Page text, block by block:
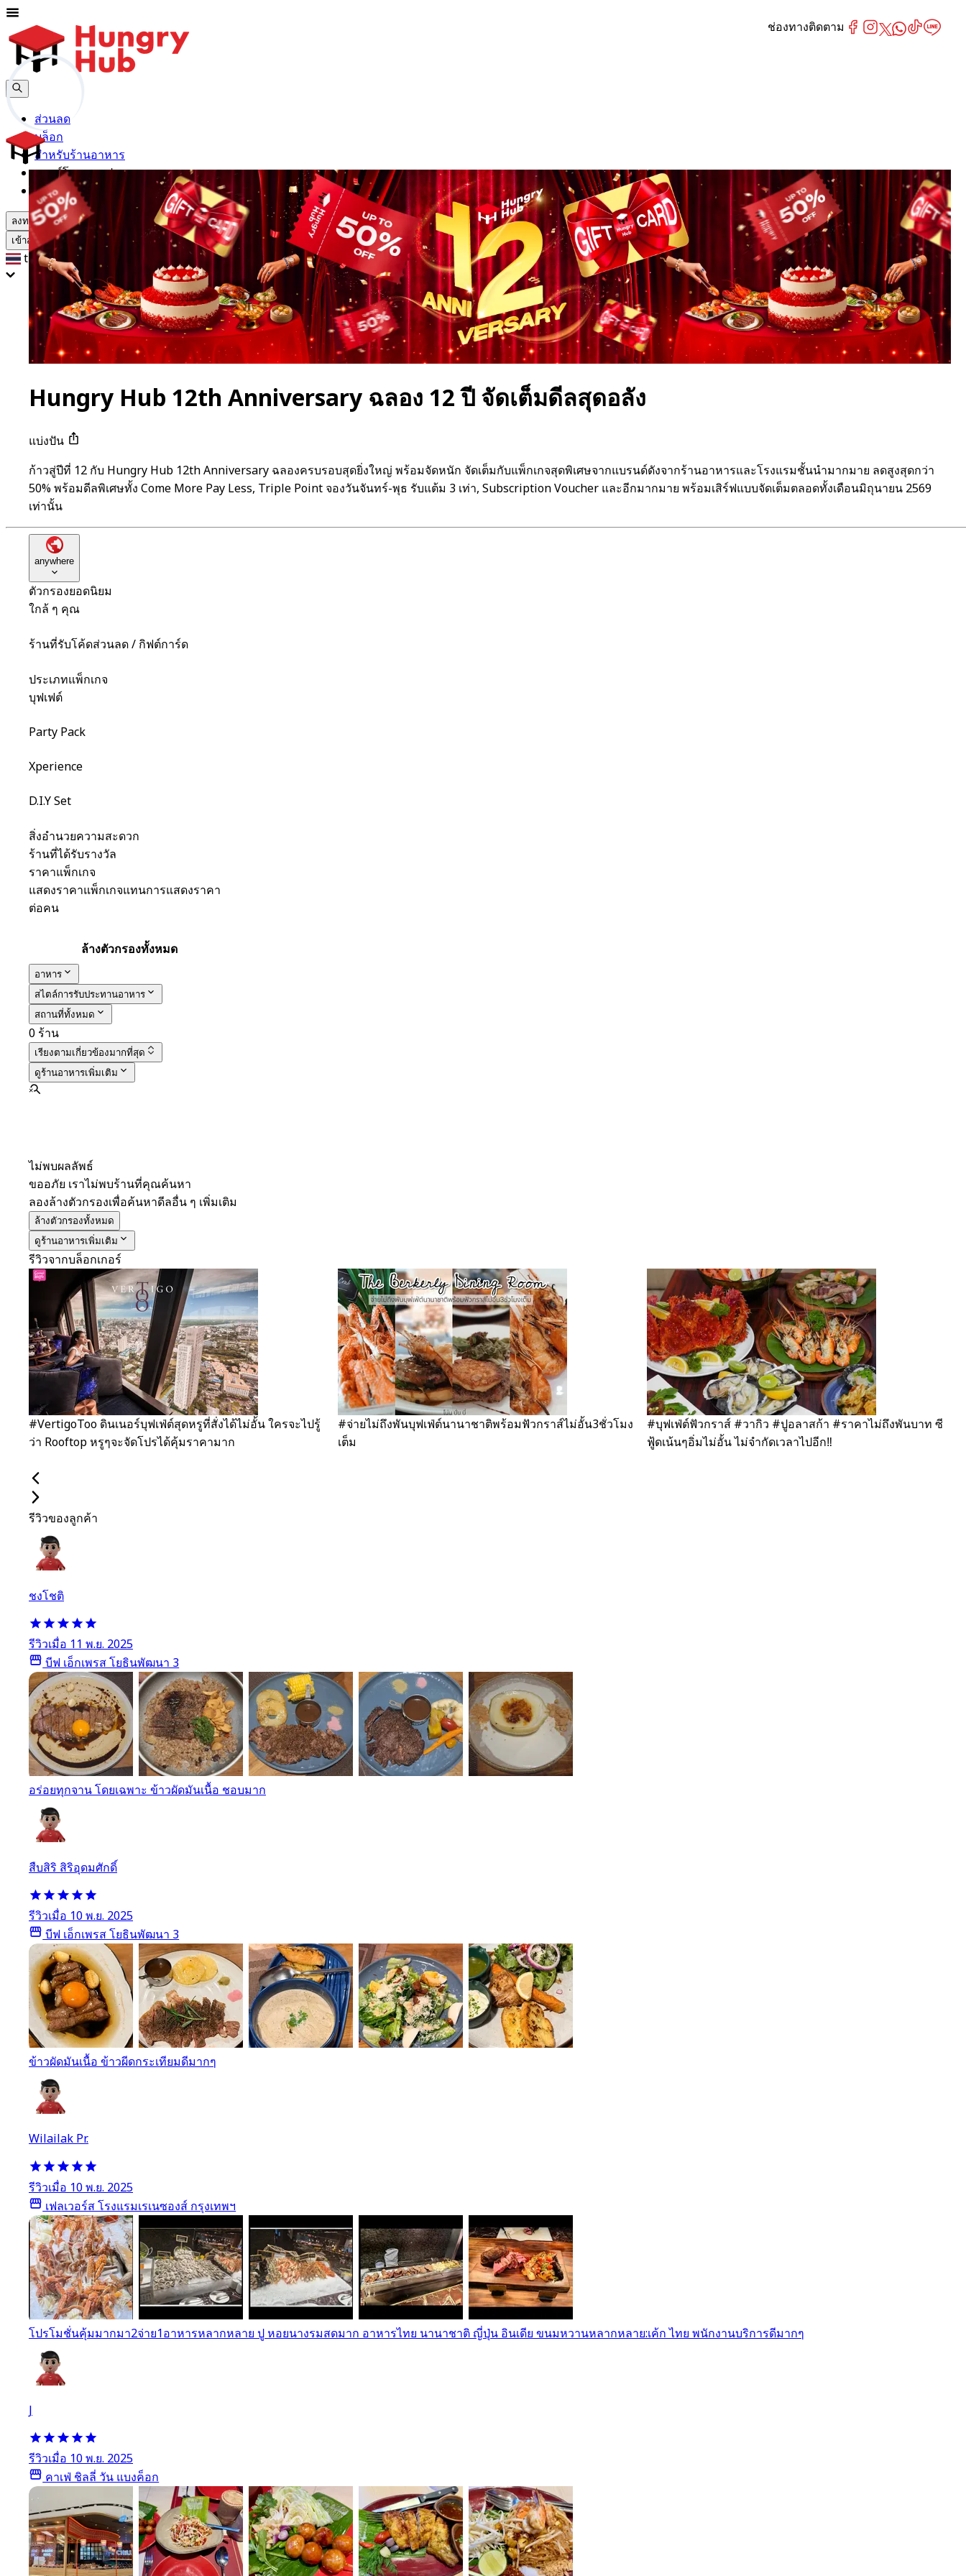
ส่วนลด
บล็อก
สำหรับร้านอาหาร
ดาวน์โหลดแอปฯ
ช่วยเหลือ
ลงทะเบียน
เข้าสู่ระบบ
th
Hungry Hub 12th Anniversary ฉลอง 12 ปี จัดเต็มดีลสุดอลัง
แบ่งปัน
ก้าวสู่ปีที่ 12 กับ Hungry Hub 12th Anniversary ฉลองครบรอบสุดยิ่งใหญ่ พร้อมจัดหนัก จัดเต็มกับแพ็กเกจสุดพิเศษจากแบรนด์ดังจากร้านอาหารและโรงแรมชั้นนำมากมาย ลดสูงสุดกว่า
50% พร้อมดีลพิเศษทั้ง Come More Pay Less, Triple Point จองวันจันทร์-พุธ รับแต้ม 3 เท่า, Subscription Voucher และอีกมากมาย พร้อมเสิร์ฟแบบจัดเต็มตลอดทั้งเดือนมิถุนายน 2569
เท่านั้น
anywhere
ตัวกรองยอดนิยม
ใกล้ ๆ คุณ
ร้านที่รับโค้ดส่วนลด / กิฟต์การ์ด
ประเภทแพ็กเกจ
บุฟเฟต์
Party Pack
Xperience
D.I.Y Set
สิ่งอำนวยความสะดวก
ร้านที่ได้รับรางวัล
ราคาแพ็กเกจ
แสดงราคาแพ็กเกจแทนการแสดงราคา
ต่อคน
ล้างตัวกรองทั้งหมด
อาหาร
สไตล์การรับประทานอาหาร
สถานที่ทั้งหมด
0 ร้าน
เรียงตามเกี่ยวข้องมากที่สุด
ดูร้านอาหารเพิ่มเติม
ไม่พบผลลัพธ์
ขออภัย เราไม่พบร้านที่คุณค้นหา
ลองล้างตัวกรองเพื่อค้นหาดีลอื่น ๆ เพิ่มเติม
ล้างตัวกรองทั้งหมด
ดูร้านอาหารเพิ่มเติม
รีวิวจากบล็อกเกอร์
#VertigoToo ดินเนอร์บุฟเฟ่ต์สุดหรูที่สั่งได้ไม่อั้น ใครจะไปรู้
ว่า Rooftop หรูๆจะจัดโปรได้คุ้มราคามาก
#จ่ายไม่ถึงพันบุฟเฟ่ต์นานาชาติพร้อมฟัวกราส์ไม่อั้น3ชั่วโมง
เต็ม
#บุฟเฟ่ต์ฟัวกราส์ #วากิว #ปูอลาสก้า #ราคาไม่ถึงพันบาท ซี
ฟู้ดเน้นๆอิ่มไม่อั้น ไม่จำกัดเวลาไปอีก‼️
รีวิวของลูกค้า
ชงโชติ
รีวิวเมื่อ 11 พ.ย. 2025
บีฟ เอ็กเพรส โยธินพัฒนา 3
อร่อยทุกจาน โดยเฉพาะ ข้าวผัดมันเนื้อ ชอบมาก
สืบสิริ สิริอุดมศักดิ์
รีวิวเมื่อ 10 พ.ย. 2025
บีฟ เอ็กเพรส โยธินพัฒนา 3
ข้าวผัดมันเนื้อ ข้าวผีดกระเทียมดีมากๆ
Wilailak Pr.
รีวิวเมื่อ 10 พ.ย. 2025
เฟลเวอร์ส โรงแรมเรเนซองส์ กรุงเทพฯ
โปรโมชั่นคุ้มมากมา2จ่าย1​ อาหารหลากหลาย​ ปู​ หอยนางรม​สดมาก อาหารไทย​ นานาชาติ​ ญี่ปุ่น​ อินเดีย ขนมหวานหลากหลาย​:​เค้ก​ ไทย พนักงานบริการดีมากๆ
J
รีวิวเมื่อ 10 พ.ย. 2025
คาเฟ่ ชิลลี่ วัน แบงค็อก
ช่องทางติดตาม